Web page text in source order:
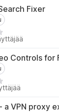
Fixer
Controls for
a VPN proxy